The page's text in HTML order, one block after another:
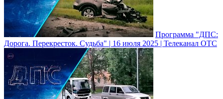
Программа "ДПС:
Дорога. Перекресток. Судьба" | 16 июля 2025 | Телеканал ОТС